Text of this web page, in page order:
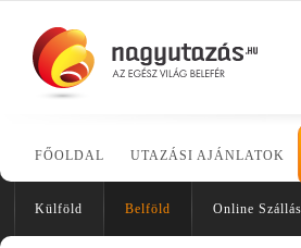
FŐOLDAL UTAZÁSI AJÁNLATOK
Külföld Belföld Online